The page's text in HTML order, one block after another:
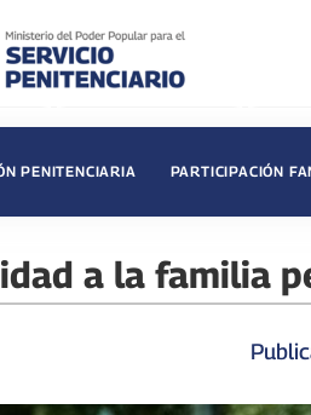
PENITENCIARIA PARTICIPACIÓN
a la familia